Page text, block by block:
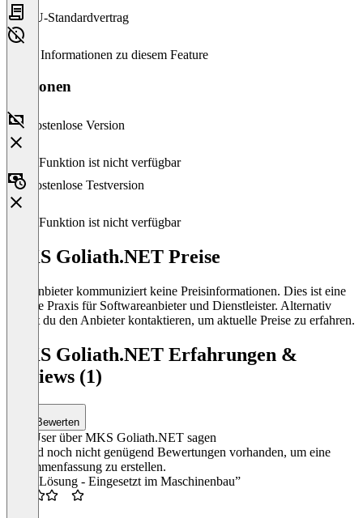
EU-Standardvertrag
Keine Informationen zu diesem Feature
Versionen
Kostenlose Version
Diese Funktion ist nicht verfügbar
Kostenlose Testversion
Diese Funktion ist nicht verfügbar
MKS Goliath.NET Preise
Der Anbieter kommuniziert keine Preisinformationen. Dies ist eine
übliche Praxis für Softwareanbieter und Dienstleister. Alternativ
kannst du den Anbieter kontaktieren, um aktuelle Preise zu erfahren.
MKS Goliath.NET Erfahrungen &
Reviews (1)
Bewerten
Was User über MKS Goliath.NET sagen
Es sind noch nicht genügend Bewertungen vorhanden, um eine
Zusammenfassung zu erstellen.
“ERP Lösung - Eingesetzt im Maschinenbau”